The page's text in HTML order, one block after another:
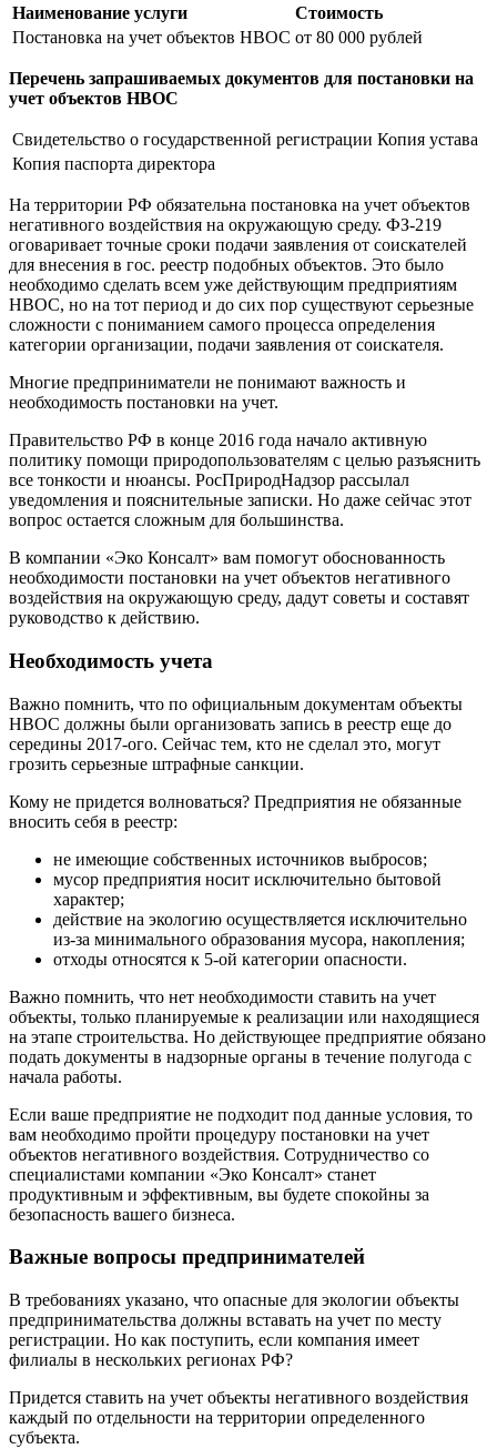
Наименование услуги
Стоимость
Постановка на учет объектов НВОС от 80 000 рублей
Перечень запрашиваемых документов для постановки на
учет объектов НВОС
Свидетельство о государственной регистрации Копия устава
Копия паспорта директора
На территории РФ обязательна постановка на учет объектов
негативного воздействия на окружающую среду. ФЗ-219
оговаривает точные сроки подачи заявления от соискателей
для внесения в гос. реестр подобных объектов. Это было
необходимо сделать всем уже действующим предприятиям
НВОС, но на тот период и до сих пор существуют серьезные
сложности с пониманием самого процесса определения
категории организации, подачи заявления от соискателя.
Многие предприниматели не понимают важность и
необходимость постановки на учет.
Правительство РФ в конце 2016 года начало активную
политику помощи природопользователям с целью разъяснить
все тонкости и нюансы. РосПриродНадзор рассылал
уведомления и пояснительные записки. Но даже сейчас этот
вопрос остается сложным для большинства.
В компании «Эко Консалт» вам помогут обоснованность
необходимости постановки на учет объектов негативного
воздействия на окружающую среду, дадут советы и составят
руководство к действию.
Необходимость учета
Важно помнить, что по официальным документам объекты
НВОС должны были организовать запись в реестр еще до
середины 2017-ого. Сейчас тем, кто не сделал это, могут
грозить серьезные штрафные санкции.
Кому не придется волноваться? Предприятия не обязанные
вносить себя в реестр:
не имеющие собственных источников выбросов;
мусор предприятия носит исключительно бытовой
характер;
действие на экологию осуществляется исключительно
из-за минимального образования мусора, накопления;
отходы относятся к 5-ой категории опасности.
Важно помнить, что нет необходимости ставить на учет
объекты, только планируемые к реализации или находящиеся
на этапе строительства. Но действующее предприятие обязано
подать документы в надзорные органы в течение полугода с
начала работы.
Если ваше предприятие не подходит под данные условия, то
вам необходимо пройти процедуру постановки на учет
объектов негативного воздействия. Сотрудничество со
специалистами компании «Эко Консалт» станет
продуктивным и эффективным, вы будете спокойны за
безопасность вашего бизнеса.
Важные вопросы предпринимателей
В требованиях указано, что опасные для экологии объекты
предпринимательства должны вставать на учет по месту
регистрации. Но как поступить, если компания имеет
филиалы в нескольких регионах РФ?
Придется ставить на учет объекты негативного воздействия
каждый по отдельности на территории определенного
субъекта.